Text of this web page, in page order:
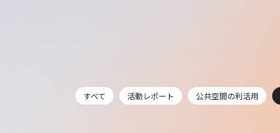
すべて 活動レポート 公共空間の利活用